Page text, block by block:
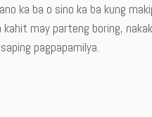
ka ba o sino ka ba kung
may parteng boring,
pagpapamilya.